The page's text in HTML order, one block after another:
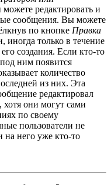
редактировать и
сообщения. Вы можете
по кнопке Правка
только в течение
создания. Если кто-то
ним появится
количество
из них. Эта
редактировал
хотя они могут сами
по своему
пользователи не
на него уже кто-то